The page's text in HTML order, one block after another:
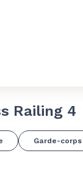
Railing 4
Garde-